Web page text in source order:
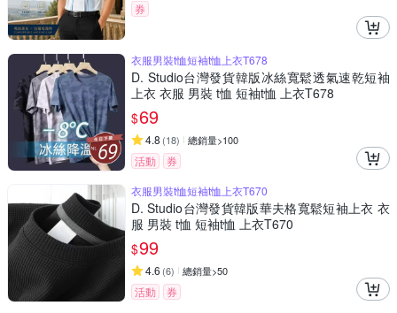
券
衣服男裝t恤短袖t恤上衣T678
D. Studio台灣發貨韓版冰絲寬鬆透氣速乾短袖
上衣 衣服 男裝 t恤 短袖t恤 上衣T678
$69
4.8 (18) 總銷量>100
活動
券
衣服男裝t恤短袖t恤上衣T670
D. Studio台灣發貨韓版華夫格寬鬆短袖上衣 衣
服 男裝 t恤 短袖t恤 上衣T670
$99
4.6 (6) 總銷量>50
活動 券